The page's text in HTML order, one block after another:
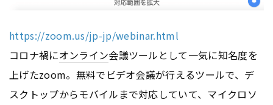
https://zoom.us/jp-jp/webinar.html
コロナ禍にオンライン会議ツールとして一気に知名度を
上げたzoom。無料でビデオ会議が行えるツールで、デ
スクトップからモバイルまで対応していて、マイクロソ